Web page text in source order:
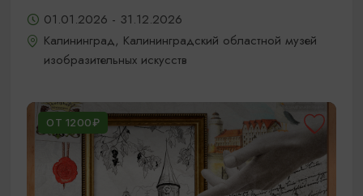
01.01.2026 - 31.12.2026
Калининград, Калининградский областной музей
изобразительных искусств
ОТ 1200₽